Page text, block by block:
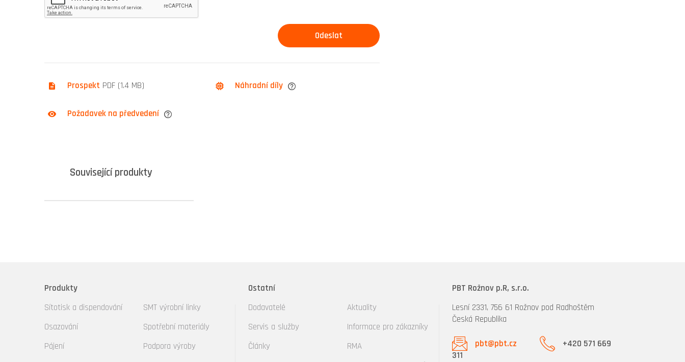
Prospekt PDF (1.4 MB) Náhradní díly
Požadavek na předvedení
Související produkty
Produkty
Sítotisk a dispendování
Osazování
Pájení
SMT výrobní linky
Spotřební materiály
Podpora výroby
Ostatní
Dodavatelé
Servis a služby
Články
Aktuality
Informace pro zákazníky
RMA
PBT Rožnov p.R, s.r.o.
Lesní 2331, 756 61 Rožnov pod Radhoštěm
Česká Republika
pbt@pbt.cz
+420 571 669
311